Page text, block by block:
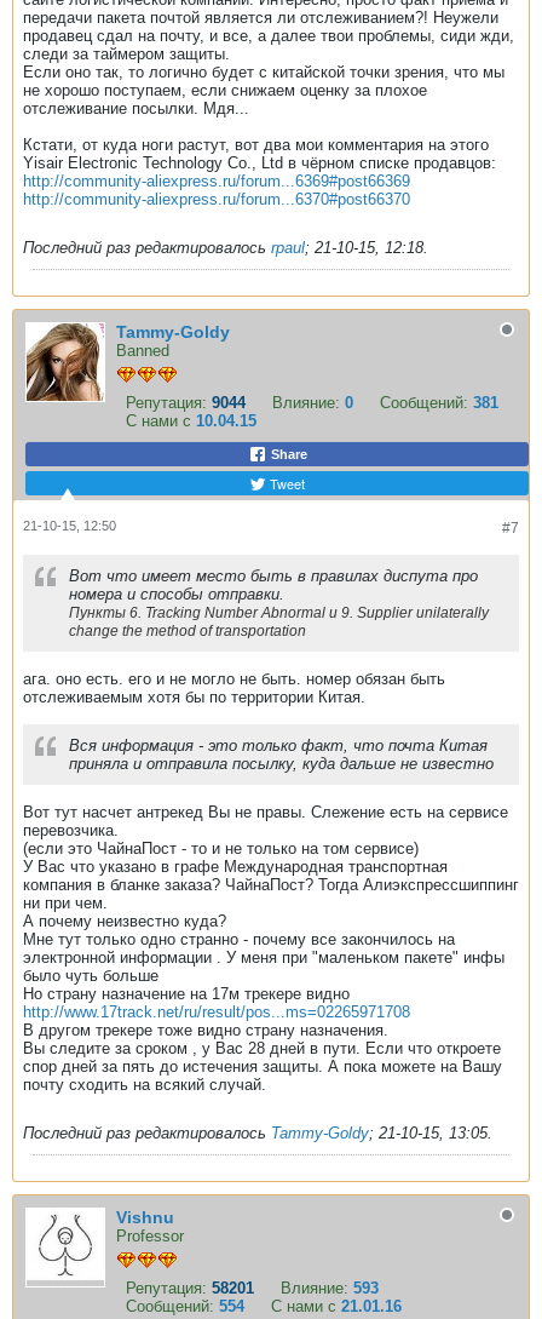
передачи пакета почтой является ли отслеживанием?! Неужели
продавец сдал на почту, и все, а далее твои проблемы, сиди жди,
следи за таймером защиты.
Если оно так, то логично будет с китайской точки зрения, что мы
не хорошо поступаем, если снижаем оценку за плохое
отслеживание посылки. Мдя...
Кстати, от куда ноги растут, вот два мои комментария на этого
Yisair Electronic Technology Co., Ltd в чёрном списке продавцов:
http://community-aliexpress.ru/forum...6369#post66369
http://community-aliexpress.ru/forum...6370#post66370
Последний раз редактировалось rpaul; 21-10-15, 12:18
Tammy-Goldy
Banned
Репутация: 9044 Влияние: 0 Сообщений: 381
С нами с 10.04.15
Share
Tweet
#7
21-10-15, 12:50
Вот что имеет место быть в правилах диспута про
номера и способы отправки.
Пункты 6. Tracking Number Abnormal и 9. Supplier unilaterally
change the method of transportation
ага. оно есть. его и не могло не быть. номер обязан быть
отслеживаемым хотя бы по территории Китая.
Вся информация - это только факт, что почта Китая
приняла и отправила посылку, куда дальше не известно
Вот тут насчет антрекед Вы не правы. Слежение есть на сервисе
перевозчика.
(если это ЧайнаПост - то и не только на том сервисе)
У Вас что указано в графе Международная транспортная
компания в бланке заказа? ЧайнаПост? Тогда Алиэкспрессшиппинг
ни при чем.
А почему неизвестно куда?
Мне тут только одно странно - почему все закончилось на
электронной информации . У меня при "маленьком пакете" инфы
было чуть больше
Но страну назначение на 17м трекере видно
http://www.17track.net/ru/result/pos...ms=02265971708
В другом трекере тоже видно страну назначения.
Вы следите за сроком , у Вас 28 дней в пути. Если что откроете
спор дней за пять до истечения защиты. А пока можете на Вашу
почту сходить на всякий случай.
Последний раз редактировалось Tammy-Goldy; 21-10-15, 13:05.
Vishnu
Professor
Репутация: 58201 Влияние: 593
Сообщений: 554 С нами с 21.01.16